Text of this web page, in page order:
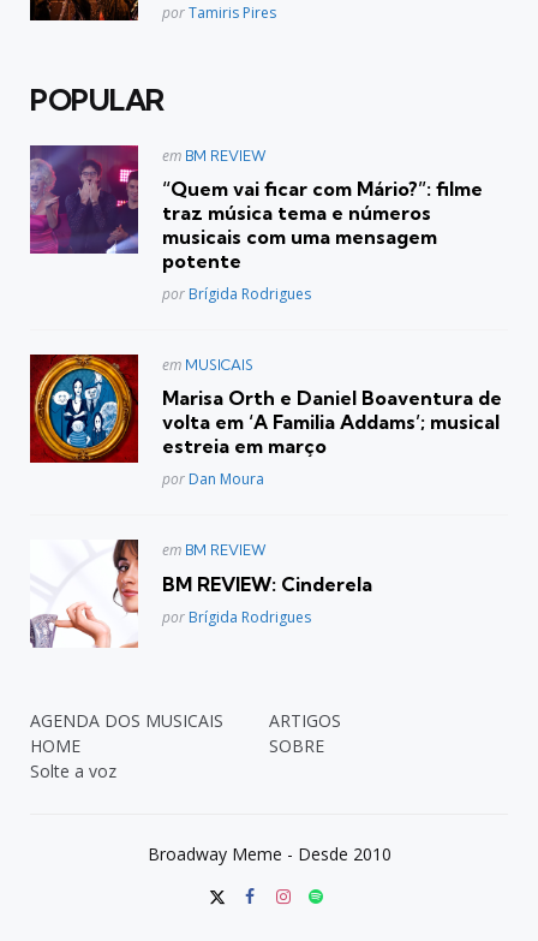
Posted
porTamiris Pires
POPULAR
Postado
em
em BM REVIEW
“Quem vai ficar com Mário?”: filme
traz música tema e números
musicais com uma mensagem
potente
Posted
por Brígida Rodrigues
Postado
em
em MUSICAIS
Marisa Orth e Daniel Boaventura de
volta em ‘A Familia Addams’; musical
estreia em março
Posted
por Dan Moura
Postado
em BM REVIEW
BM REVIEW: Cinderela
Posted
por Brígida Rodrigues
AGENDA DOS MUSICAIS
ARTIGOS
HOME
SOBRE
Solte a voz
Broadway Meme - Desde 2010